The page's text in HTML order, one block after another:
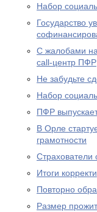
Набор
Государство
С жалобами
call-центр ПФР
Не забудьте
Набор
ПФР
В Орле
грамотности
Страхователи
Итоги
Повторно
Размер